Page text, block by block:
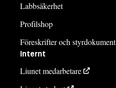
Labbsäkerhet
Profilshop
Föreskrifter och styrdokument
Internt
Liunet medarbetare